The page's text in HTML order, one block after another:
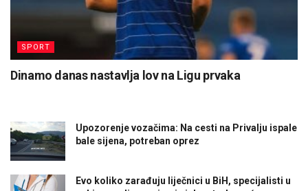
SPORT
Dinamo danas nastavlja lov na Ligu prvaka
Upozorenje vozačima: Na cesti na Privalju ispale
bale sijena, potreban oprez
Evo koliko zarađuju liječnici u BiH, specijalisti u